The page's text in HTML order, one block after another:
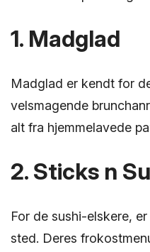
1. Madglad
Madglad er kendt for
velsmagende
alt fra hjemmelavede
2. Sticks n
For de sushi-elskere,
sted. Deres